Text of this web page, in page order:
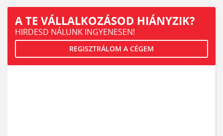
A TE VÁLLALKOZÁSOD HIÁNYZIK?
HIRDESD NÁLUNK INGYENESEN!
REGISZTRÁLOM A CÉGEM